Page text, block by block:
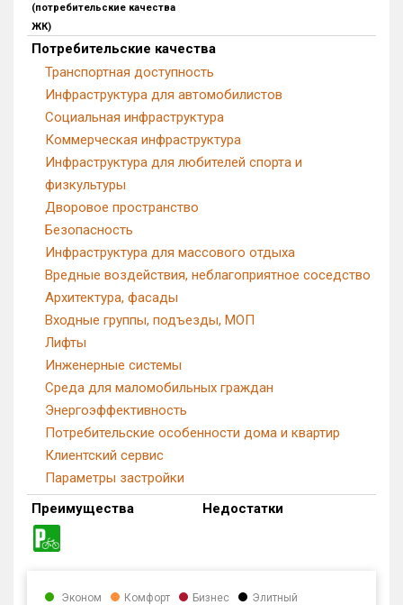
Квартир, апартаментов,
блоков в БД
0 из 27 940
(потребительские качества
ЖК)
Потребительские качества
Транспортная доступность
Инфраструктура для автомобилистов
Социальная инфраструктура
Коммерческая инфраструктура
Инфраструктура для любителей спорта и
физкультуры
Дворовое пространство
Безопасность
Инфраструктура для массового отдыха
Вредные воздействия, неблагоприятное соседство
Архитектура, фасады
Входные группы, подъезды, МОП
Лифты
Инженерные системы
Среда для маломобильных граждан
Энергоэффективность
Потребительские особенности дома и квартир
Клиентский сервис
Параметры застройки
Преимущества
Недостатки
Эконом Комфорт Бизнес
Элитный